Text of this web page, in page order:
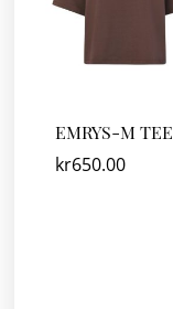
EMRYS-M TEE
kr650.00